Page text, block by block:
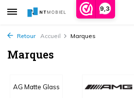
9,3
Retour Accueil Marques
Marques
AG Matte Glass